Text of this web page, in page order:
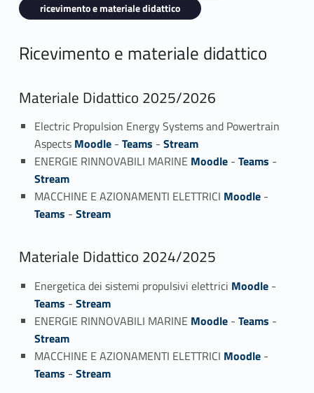
ricevimento e materiale didattico
Ricevimento e materiale didattico
Materiale Didattico 2025/2026
Electric Propulsion Energy Systems and Powertrain
Aspects Moodle- Teams - Stream
ENERGIE RINNOVABILI MARINE Moodle- Teams -
Stream
MACCHINE E AZIONAMENTI ELETTRICI Moodle-
Teams - Stream
Materiale Didattico 2024/2025
Energetica dei sistemi propulsivi elettrici Moodle-
Teams - Stream
ENERGIE RINNOVABILI MARINE Moodle- Teams -
Stream
MACCHINE E AZIONAMENTI ELETTRICI Moodle-
Teams - Stream